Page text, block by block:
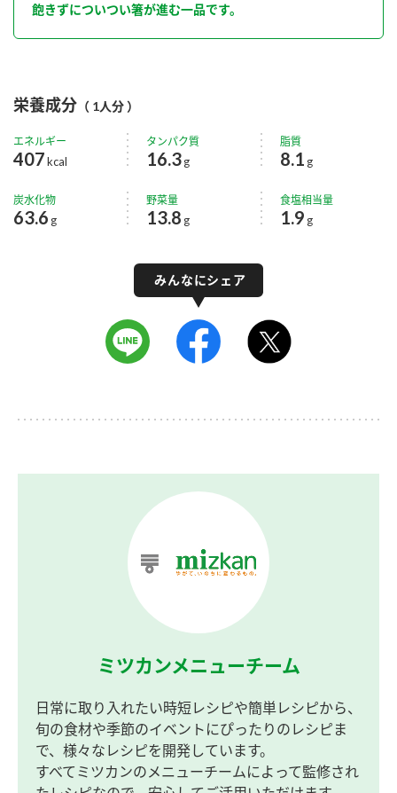
飽きずについつい箸が進む一品です。
栄養成分 （ 1人分 ）
エネルギー
407kcal
タンパク質
16.3g
脂質
8.1 g
炭水化物
63.6 g
野菜量
13.8 g
食塩相当量
1.9 g
ミツカンメニューチーム
日常に取り入れたい時短レシピや簡単レシピから、
旬の食材や季節のイベントにぴったりのレシピま
で、様々なレシピを開発しています。
すべてミツカンのメニューチームによって監修され